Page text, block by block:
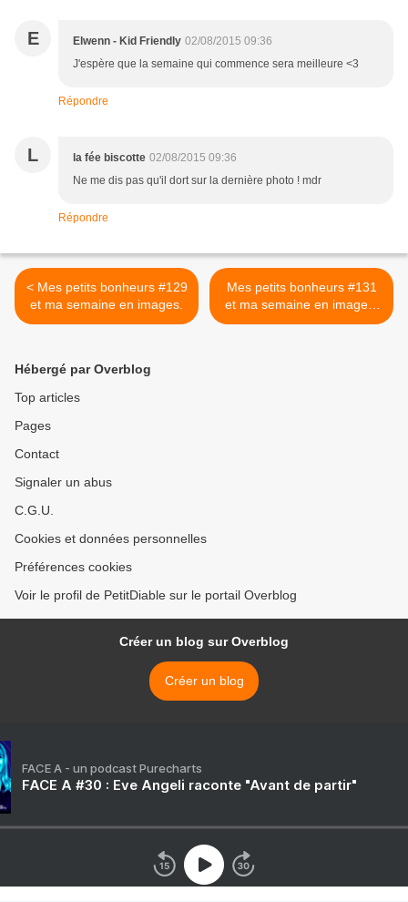
E Elwenn - Kid Friendly 02/08/2015 09:36
J'espère que la semaine qui commence sera meilleure <3
Répondre
L la fée biscotte 02/08/2015 09:36
Ne me dis pas qu'il dort sur la dernière photo ! mdr
Répondre
< Mes petits bonheurs #129
et ma semaine en images.
Mes petits bonheurs #131
et ma semaine en images.
>
Hébergé par Overblog
Top articles
Pages
Contact
Signaler un abus
C.G.U.
Cookies et données personnelles
Préférences cookies
Voir le profil de PetitDiable sur le portail Overblog
Créer un blog sur Overblog
Créer un blog
FACE A - un podcast Purecharts
FACE A #30 : Eve Angeli raconte "Avant de partir"